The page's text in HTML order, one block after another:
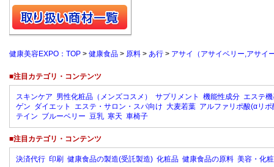
健康美容EXPO：TOP > 健康食品 > 原料 > あ行 > アサイ（アサイベリー,アサイ
■注目カテゴリ・コンテンツ
スキンケア 男性化粧品（メンズコスメ） サプリメント 機能性成分 エステ
ゲン ダイエット エステ・サロン・スパ向け 大麦若葉 アルファリポ酸(αリポ
テイン ブルーベリー 豆乳 寒天 車椅子
■注目カテゴリ・コンテンツ
決済代行 印刷 健康食品の製造(受託製造) 化粧品 健康食品の原料 美容・化